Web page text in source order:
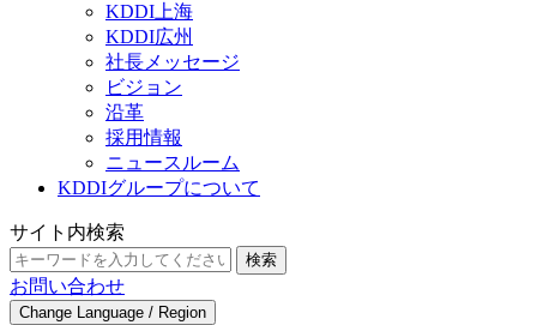
KDDI上海
KDDI広州
社長メッセージ
ビジョン
沿革
採用情報
ニュースルーム
KDDIグループについて
サイト内検索
検索
お問い合わせ
Change Language / Region